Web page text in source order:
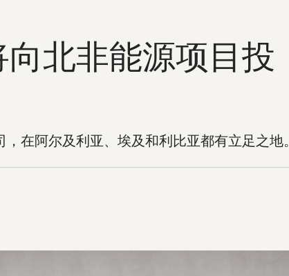
北非能源项目投
在阿尔及利亚、埃及和利比亚都有立足之地。